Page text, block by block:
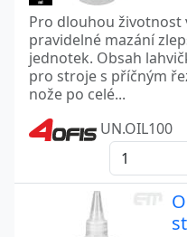
Pro dlouhou životnost
pravidelné mazání
jednotek. Obsah
pro stroje s příčným
nože po celé...
UN.OIL100